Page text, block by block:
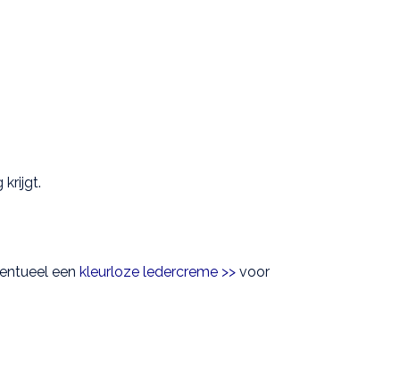
krijgt.
een kleurloze ledercreme >> voor